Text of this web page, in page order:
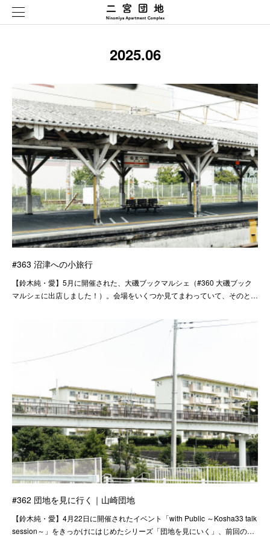
2025.06
#363 沼津への小旅行
【鈴木純・愛】5月に開催された、大磯ブックマルシェ（#360 大磯ブック
マルシェに出店しました！）。会場をいくつか見てまわっていて、そのと…
#362 団地を見に行く｜山崎団地
【鈴木純・愛】4月22日に開催されたイベント「with Public ～Kosha33 talk
session～」をきっかけにはじめたシリーズ「団地を見にいく」、前回の…